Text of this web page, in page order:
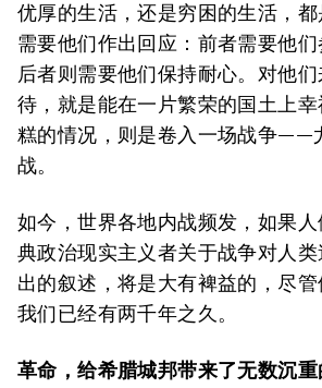
优厚的生活，还是穷困的生活，
需要他们作出回应：前者需要他们
后者则需要他们保持耐心。对他
待，就是能在一片繁荣的国土上
糕的情况，则是卷入一场战争——
战。
如今，世界各地内战频发，如果
典政治现实主义者关于战争对人
出的叙述，将是大有裨益的，尽
我们已经有两千年之久。
革命，给希腊城邦带来了无数沉